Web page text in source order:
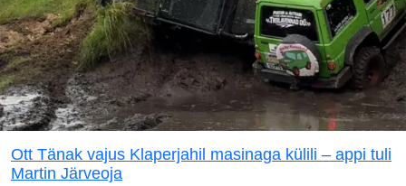
Ott Tänak vajus Klaperjahil masinaga külili – appi tuli
Martin Järveoja